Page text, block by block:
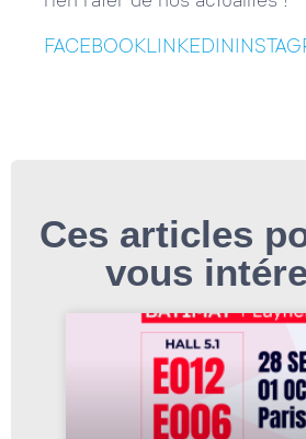
FACEBOOKLINKEDIN
Ces articles
vous